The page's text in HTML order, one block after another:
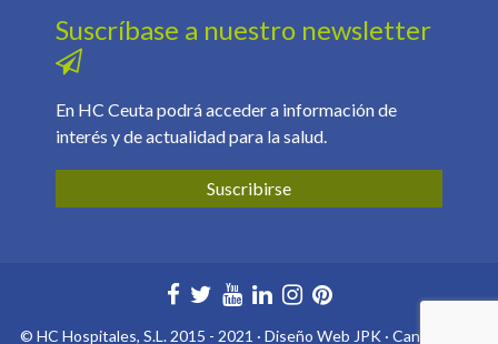
Suscríbase a nuestro newsletter
En HC Ceuta podrá acceder a información de
interés y de actualidad para la salud.
Suscribirse
© HC Hospitales, S.L. 2015 - 2021 · Diseño Web JPK · Canal ético